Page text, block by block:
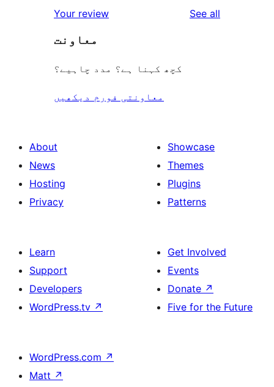
Your review See all
معاونت
کچھ کہنا ہے؟ مدد چاہیے؟
معاونتی فورم دیکھیں
About
News
Hosting
Privacy
Showcase
Themes
Plugins
Patterns
Learn
Support
Developers
WordPress.tv ↗
Get Involved
Events
Donate ↗
Five for the Future
WordPress.com ↗
Matt ↗